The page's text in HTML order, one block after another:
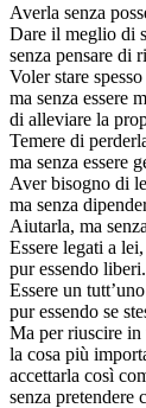
Averla senza
Dare il meglio di
senza pensare di
Voler stare
ma senza essere
di alleviare la
Temere di
ma senza essere
Aver bisogno di
ma senza
Aiutarla, ma
Essere legati a lei,
pur essendo liberi.
Essere un
pur essendo se
Ma per riuscire in
la cosa più
accettarla così
senza pretendere